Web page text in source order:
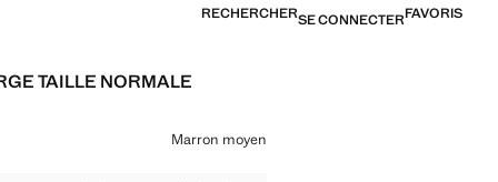
RECHERCHERSE CONNECTERFAVORIS
TAILLE NORMALE
XPF ]
couleur
moyen sélectionnée
Marron moyen